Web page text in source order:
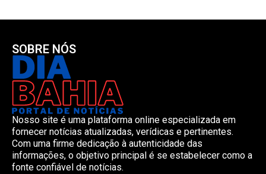
SOBRE NÓS
Nosso site é uma plataforma online especializada em
fornecer notícias atualizadas, verídicas e pertinentes.
Com uma firme dedicação à autenticidade das
informações, o objetivo principal é se estabelecer como a
fonte confiável de notícias.